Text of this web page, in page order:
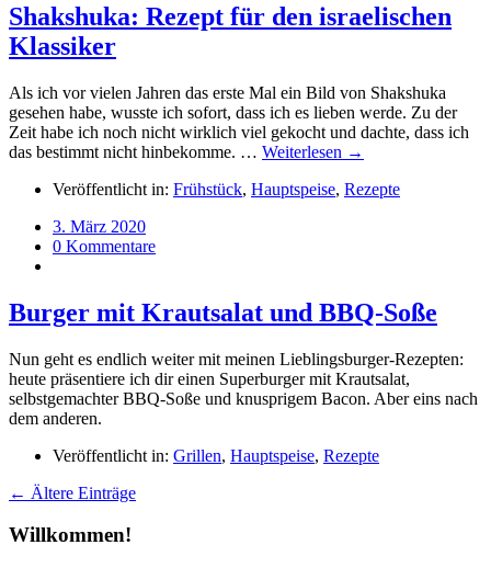
Shakshuka: Rezept für den israelischen
Klassiker
Als ich vor vielen Jahren das erste Mal ein Bild von Shakshuka
gesehen habe, wusste ich sofort, dass ich es lieben werde. Zu der
Zeit habe ich noch nicht wirklich viel gekocht und dachte, dass ich
das bestimmt nicht hinbekomme. … Weiterlesen →
Veröffentlicht in: Frühstück, Hauptspeise, Rezepte
3. März 2020
0 Kommentare
Burger mit Krautsalat und BBQ-Soße
Nun geht es endlich weiter mit meinen Lieblingsburger-Rezepten:
heute präsentiere ich dir einen Superburger mit Krautsalat,
selbstgemachter BBQ-Soße und knusprigem Bacon. Aber eins nach
dem anderen.
Veröffentlicht in: Grillen, Hauptspeise, Rezepte
← Ältere Einträge
Willkommen!